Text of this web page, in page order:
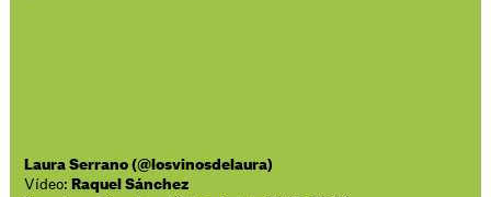
Laura Serrano (@losvinosdelaura)
Vídeo: Raquel Sánchez